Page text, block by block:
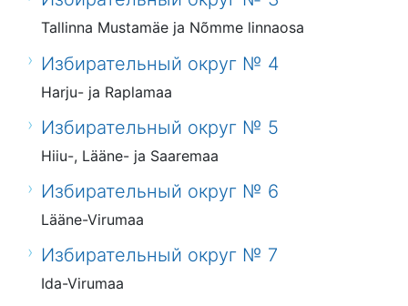
Tallinna Mustamäe ja Nõmme linnaosa
Избирательный округ № 4
Harju- ja Raplamaa
Избирательный округ № 5
Hiiu-, Lääne- ja Saaremaa
Избирательный округ № 6
Lääne-Virumaa
Избирательный округ № 7
Ida-Virumaa